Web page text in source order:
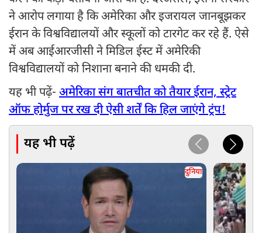
ने आरोप लगाया है कि अमेरिका और इजरायल जानबूझकर
ईरान के विश्वविद्यालयों और स्कूलों को टारगेट कर रहे हैं. ऐसे
में अब आईआरजीसी ने मिडिल ईस्ट में अमेरिकी
विश्वविद्यालयों को निशाना बनाने की धमकी दी.
यह भी पढ़ें- अमेरिका संग बातचीत को तैयार ईरान, स्ट्रेट
ऑफ होर्मुज पर रख दी ऐसी शर्तें कि हिल जाएंगे ट्रंप!
यह भी पढ़ें
दुनिया